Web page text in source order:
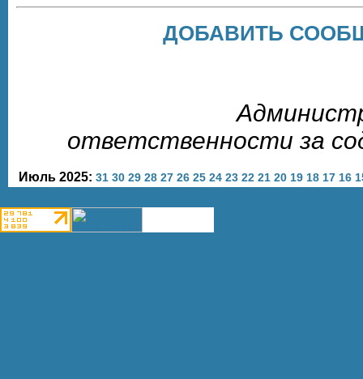
ДОБАВИТЬ
ответственности за
Июль 2025: 31 30 29 28 27 26 25 24 23 22 21 20 19 18 17 16